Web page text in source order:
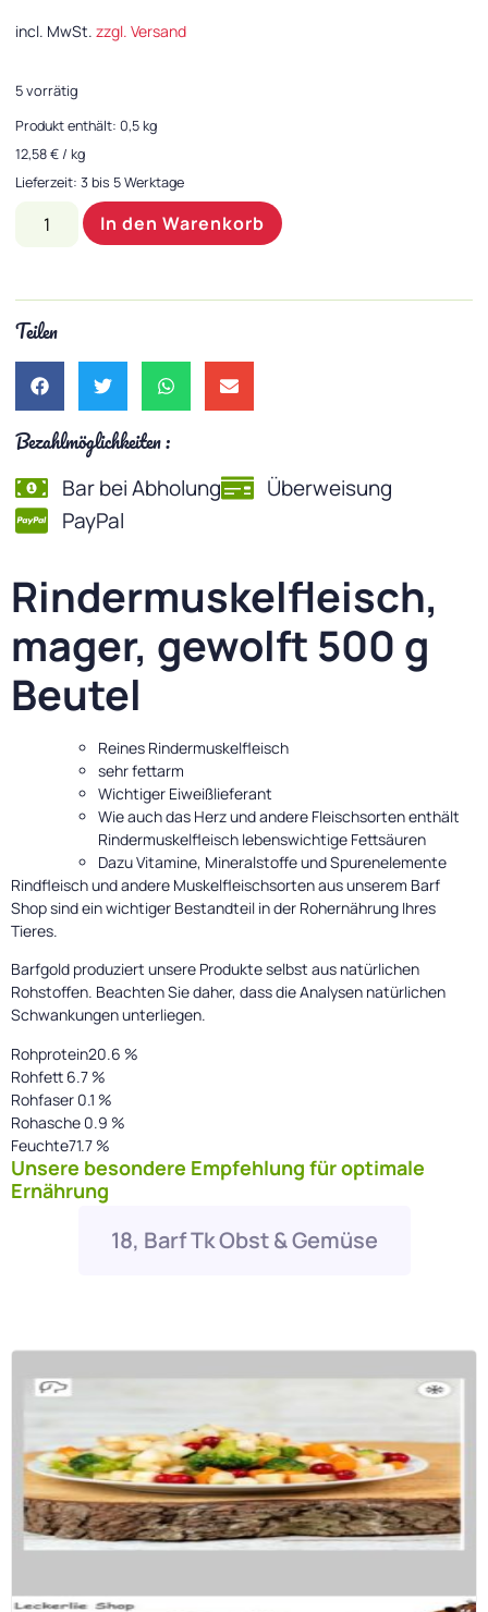
incl. MwSt. zzgl. Versand
5 vorrätig
Produkt enthält: 0,5kg
12,58€/ kg
Lieferzeit: 3 bis 5 Werktage
In den Warenkorb
Teilen
Bezahlmöglichkeiten :
Bar bei Abholung
Überweisung
PayPal
Rindermuskelfleisch,
mager, gewolft 500 g
Beutel
Reines Rindermuskelfleisch
sehr fettarm
Wichtiger Eiweißlieferant
Wie auch das Herz und andere Fleischsorten enthält
Rindermuskelfleisch lebenswichtige Fettsäuren
Dazu Vitamine, Mineralstoffe und Spurenelemente
Rindfleisch und andere Muskelfleischsorten aus unserem Barf
Shop sind ein wichtiger Bestandteil in der Rohernährung Ihres
Tieres.
Barfgold produziert unsere Produkte selbst aus natürlichen
Rohstoffen. Beachten Sie daher, dass die Analysen natürlichen
Schwankungen unterliegen.
Rohprotein20.6 %
Rohfett 6.7 %
Rohfaser 0.1 %
Rohasche 0.9 %
Feuchte71.7 %
Unsere besondere Empfehlung für optimale
Ernährung
18, Barf Tk Obst & Gemüse